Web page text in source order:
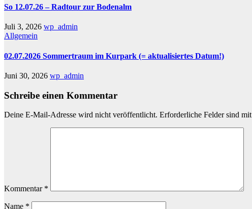
So 12.07.26 – Radtour zur Bodenalm
Juli 3, 2026 wp_admin
Allgemein
02.07.2026 Sommertraum im Kurpark (= aktualisiertes Datum!)
Juni 30, 2026 wp_admin
Schreibe einen Kommentar
Deine E-Mail-Adresse wird nicht veröffentlicht. Erforderliche Felder sind mit
Kommentar *
Name *